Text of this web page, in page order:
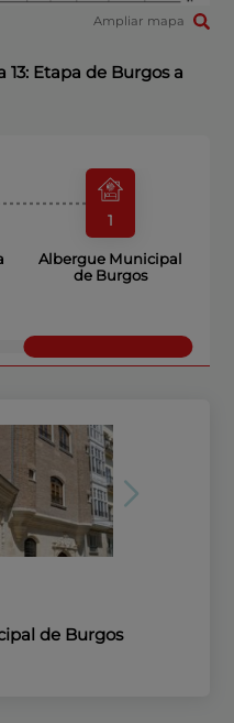
Ampliar mapa
Etapa de Burgos a
1
Albergue Municipal
de Burgos
de Burgos